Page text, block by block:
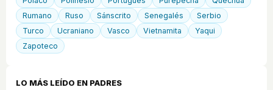
Rumano
Ruso Sánscrito Senegalés
Serbio
Turco
Ucraniano Vasco Vietnamita
Yaqui
Zapoteco
LO MÁS LEÍDO EN PADRES